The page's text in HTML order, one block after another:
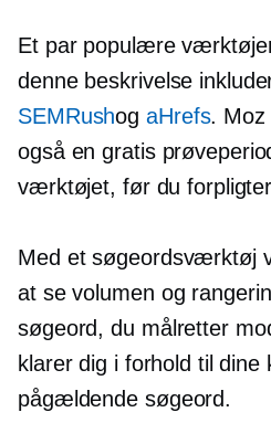
Et par populære
denne beskrivelse
SEMRushogaHrefs. Moz
også en gratis
værktøjet, før du
Med et søgeordsværktøj
at se volumen og
søgeord, du målretter
klarer dig i forhold til
pågældende søgeord.